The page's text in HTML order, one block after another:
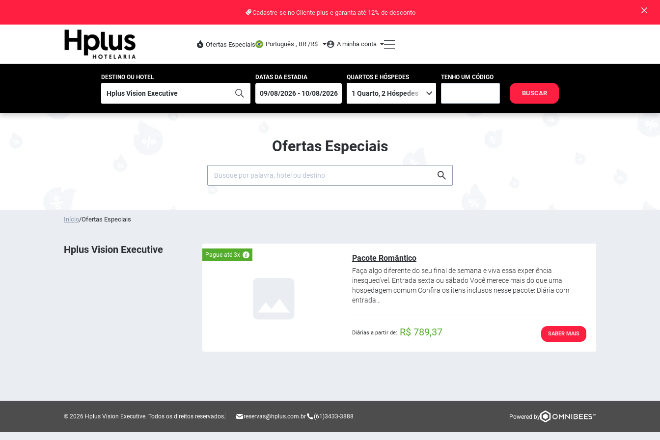
Cadastre-se no Cliente plus e garanta até 12% de desconto
Ofertas Especiais Português , BR /R$ A minha conta
DESTINO OU HOTEL DATAS DA ESTADIA QUARTOS E HÓSPEDES TENHO UM CÓDIGO
BUSCAR
Ofertas Especiais
Início/Ofertas Especiais
Hplus Vision Executive Pague até 3x Pacote Romântico
Faça algo diferente do seu final de semana e viva essa experiência
inesquecível. Entrada sexta ou sábado Você merece mais do que uma
hospedagem comum Confira os itens inclusos nesse pacote: Diária com
entrada...
Diárias a partir de: R$ 789,37 SABER MAIS
reservas@hplus.com.br (61)3433-3888
© 2026 Hplus Vision Executive. Todos os direitos reservados. Powered by